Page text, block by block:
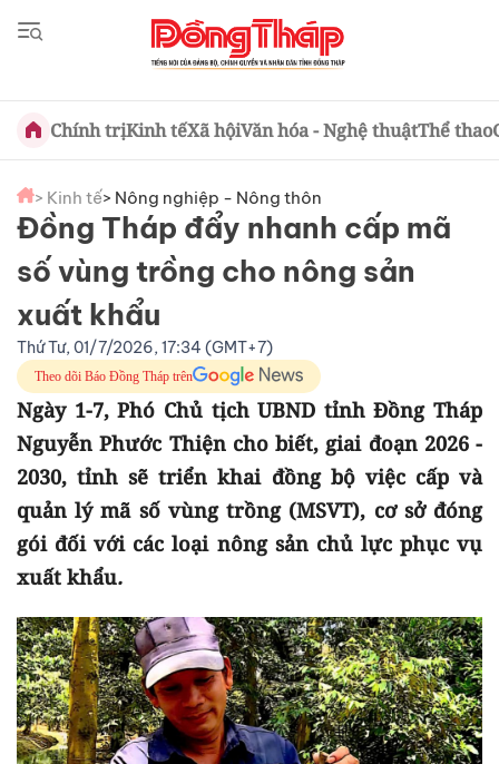
Chính trịKinh tếXã hộiVăn hóa - Nghệ thuậtThể thao
> Kinh tế> Nông nghiệp - Nông thôn
Đồng Tháp đẩy nhanh cấp mã
số vùng trồng cho nông sản
xuất khẩu
Thứ Tư, 01/7/2026, 17:34 (GMT+7)
Theo dõi Báo Đồng Tháp trên
Ngày 1-7, Phó Chủ tịch UBND tỉnh Đồng Tháp
Nguyễn Phước Thiện cho biết, giai đoạn 2026 -
2030, tỉnh sẽ triển khai đồng bộ việc cấp và
quản lý mã số vùng trồng (MSVT), cơ sở đóng
gói đối với các loại nông sản chủ lực phục vụ
xuất khẩu.